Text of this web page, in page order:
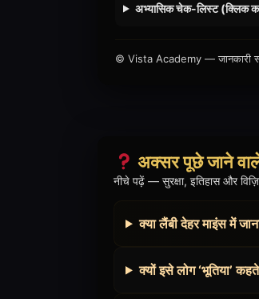
अभ्यासिक चेक-लिस्ट (क्लिक
© Vista Academy — जानकारी
अक्सर पूछे जाने
नीचे पढ़ें — सुरक्षा, इतिहास और
क्या लैंबी देहर माइंस में
क्यों इसे लोग ‘भूतिया’